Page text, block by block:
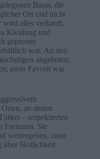
Basar, die
Ort und nicht
wird alles verkauft,
Kleidung und
gepresste
war. An den
angeboten,
mein Favorit war
an denen
– respektierten
Freiraum. Sie
weitergehen, ohne
über Höflichkeit